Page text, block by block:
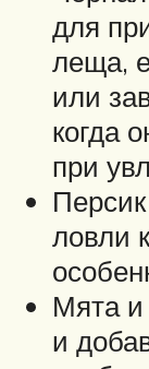
для
леща,
или
когда
при
ловли
Мята и
и